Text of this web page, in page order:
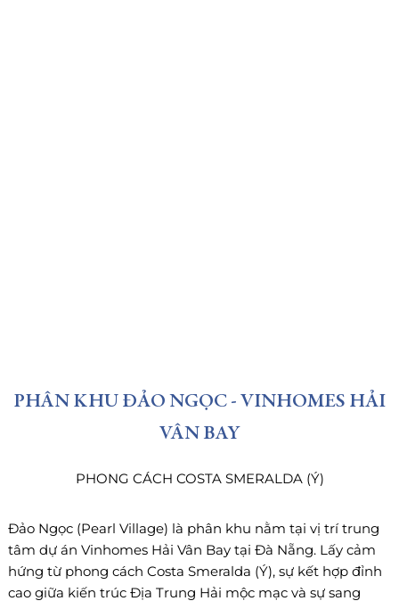
PHÂN KHU ĐẢO NGỌC - VINHOMES HẢI
VÂN BAY
PHONG CÁCH COSTA SMERALDA (Ý)
Đảo Ngọc (Pearl Village) là phân khu nằm tại vị trí trung
tâm dự án Vinhomes Hải Vân Bay tại Đà Nẵng. Lấy cảm
hứng từ phong cách Costa Smeralda (Ý), sự kết hợp đỉnh
cao giữa kiến trúc Địa Trung Hải mộc mạc và sự sang